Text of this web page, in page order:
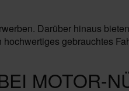
Darüber hinaus
gebrauchtes
MOTOR-